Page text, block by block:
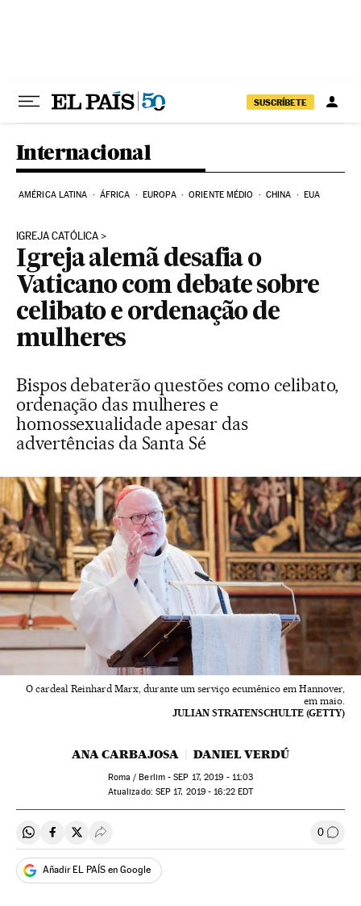
SUSCRÍBETE
Internacional
AMÉRICA LATINA ÁFRICA EUROPA ORIENTE MÉDIO CHINA EUA
IGREJA CATÓLICA
Igreja alemã desafia o
Vaticano com debate sobre
celibato e ordenação de
mulheres
Bispos debaterão questões como celibato,
ordenação das mulheres e
homossexualidade apesar das
advertências da Santa Sé
O cardeal Reinhard Marx, durante um serviço ecumênico em Hannover,
em maio.
JULIAN STRATENSCHULTE (GETTY)
ANA CARBAJOSA DANIEL VERDÚ
Roma / Berlim -SEP 17, 2019 - 11:03
atualizado: SEP 17, 2019 - 16:22EDT
Compartir en Whatsapp
Compartir en Facebook
Compartir en Twitter
Desplegar Redes Sociales 0
Añadir EL PAÍS en Google